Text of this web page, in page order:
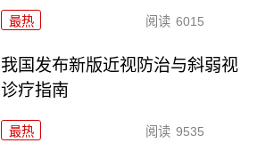
最热 阅读 6015
我国发布新版近视防治与斜弱视
诊疗指南
最热 阅读 9535